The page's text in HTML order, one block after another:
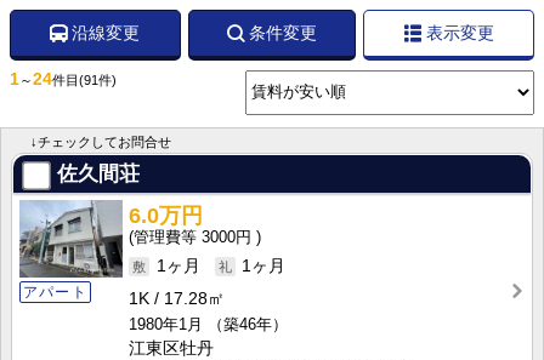
沿線変更 条件変更 表示変更
1～24件目(91件)
↓チェックしてお問合せ
佐久間荘
アパート
6.0万円
3000円
1ヶ月
1ヶ月
1K
17.28㎡
1980年1月
（築46年）
江東区牡丹